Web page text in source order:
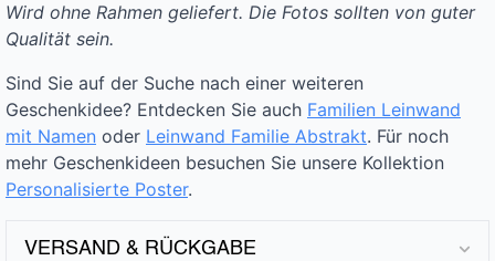
Wird ohne Rahmen geliefert. Die Fotos sollten von guter
Qualität sein.
Sind Sie auf der Suche nach einer weiteren
Geschenkidee? Entdecken Sie auch Familien Leinwand
mit Namen oder Leinwand Familie Abstrakt. Für noch
mehr Geschenkideen besuchen Sie unsere Kollektion
Personalisierte Poster.
VERSAND & RÜCKGABE